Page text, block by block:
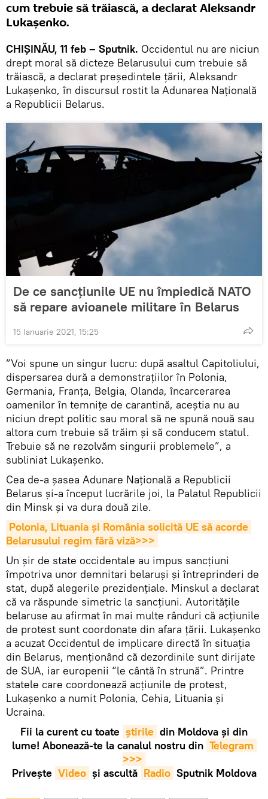
cum trebuie să trăiască, a declarat Aleksandr
Lukașenko.
CHIȘINĂU, 11 feb – Sputnik. Occidentul nu are niciun
drept moral să dicteze Belarusului cum trebuie să
trăiască, a declarat președintele țării, Aleksandr
Lukașenko, în discursul rostit la Adunarea Națională
a Republicii Belarus.
De ce sancțiunile UE nu împiedică NATO
să repare avioanele militare în Belarus
15 Ianuarie 2021, 15:25
”Voi spune un singur lucru: după asaltul Capitoliului,
dispersarea dură a demonstrațiilor în Polonia,
Germania, Franța, Belgia, Olanda, încarcerarea
oamenilor în temnițe de carantină, aceștia nu au
niciun drept politic sau moral să ne spună nouă sau
altora cum trebuie să trăim și să conducem statul.
Trebuie să ne rezolvăm singurii problemele”, a
subliniat Lukașenko.
Cea de-a șasea Adunare Națională a Republicii
Belarus și-a început lucrările joi, la Palatul Republicii
din Minsk și va dura două zile.
Polonia, Lituania și România solicită UE să acorde
Belarusului regim fără viză>>>
Un șir de state occidentale au impus sancțiuni
împotriva unor demnitari belaruși și întreprinderi de
stat, după alegerile prezidențiale. Minskul a declarat
că va răspunde simetric la sancțiuni. Autoritățile
belaruse au afirmat în mai multe rânduri că acțiunile
de protest sunt coordonate din afara țării. Lukașenko
a acuzat Occidentul de implicare directă în situația
din Belarus, menționând că dezordinile sunt dirijate
de SUA, iar europenii “le cântă în strună”. Printre
statele care coordonează acțiunile de protest,
Lukașenko a numit Polonia, Cehia, Lituania și
Ucraina.
Fii la curent cu toate știrile din Moldova și din
lume! Abonează-te la canalul nostru din Telegram
>>>
Privește Video și ascultă Radio Sputnik Moldova